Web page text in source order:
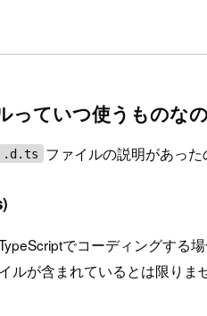
っていつ使うものな
.d.ts ファイルの説明があった
でコーディングする
ルが含まれているとは限りませ